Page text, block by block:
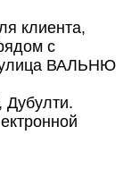
клиента,
с
улица ВАЛЬНЮ